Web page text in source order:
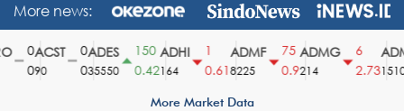
More news:
ACST
90
ADES
35550
150
0.42
ADHI
164
0.61
ADMF
8225
75
0.9
ADMG
214
2.731510
More Market Data